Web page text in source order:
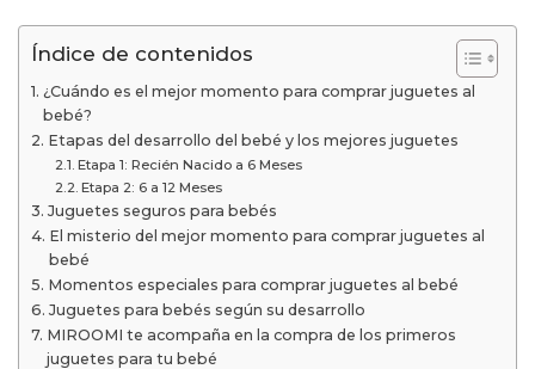
Índice de contenidos
¿Cuándo es el mejor momento para comprar juguetes al
bebé?
Etapas del desarrollo del bebé y los mejores juguetes
Etapa 1: Recién Nacido a 6 Meses
Etapa 2: 6 a 12 Meses
Juguetes seguros para bebés
El misterio del mejor momento para comprar juguetes al
bebé
Momentos especiales para comprar juguetes al bebé
Juguetes para bebés según su desarrollo
MIROOMI te acompaña en la compra de los primeros
juguetes para tu bebé